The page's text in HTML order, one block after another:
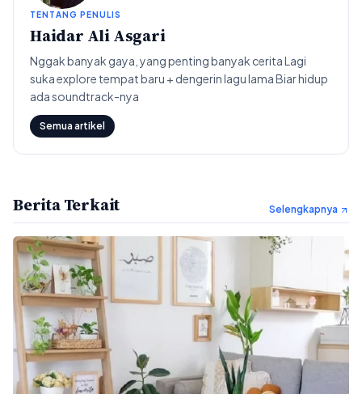
TENTANG PENULIS
Haidar Ali Asgari
Nggak banyak gaya, yang penting banyak cerita Lagi
suka explore tempat baru + dengerin lagu lama Biar hidup
ada soundtrack-nya
Semua artikel
Berita Terkait Selengkapnya